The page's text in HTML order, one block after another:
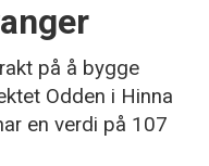
på å bygge
Odden i Hinna
en verdi på 107